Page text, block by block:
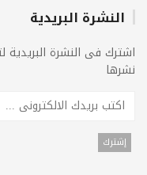
النشرة البريدية
اشترك فى النشرة البريدية
نشرها